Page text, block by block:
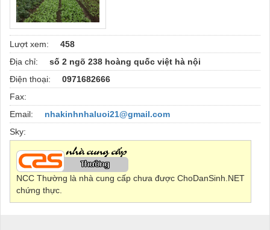
Lượt xem:
458
Địa chỉ:
số 2 ngõ 238 hoàng quốc việt hà nội
Điện thoại:
0971682666
Fax:
Email:
nhakinhnhaluoi21@gmail.com
Sky:
NCC Thường là nhà cung cấp chưa được ChoDanSinh.NET
chứng thực.